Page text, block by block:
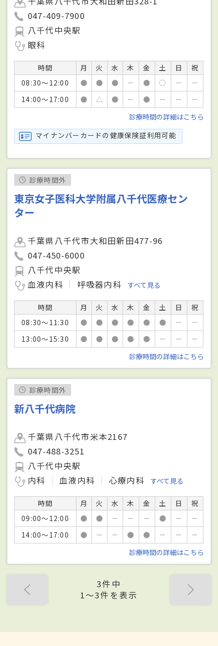
047-409-7900
八千代中央駅
眼科
時間 月 火 水 木 金 土 日
祝
08:30～12:00
● ● ● － ● ○ －
－
14:00～17:00
● △ ● － ● － －
－
診療時間の詳細はこちら
マイナンバーカードの健康保険証利用可能
診療時間外
東京女子医科大学附属八千代医療セン
ター
千葉県八千代市大和田新田477-96
047-450-6000
八千代中央駅
血液内科
呼吸器内科 すべて見る
時間 月 火 水 木 金 土 日
祝
08:30～11:30
● ● ● ● ● ● －
－
13:00～15:30
● ● ● ● ● － －
－
診療時間の詳細はこちら
診療時間外
新八千代病院
千葉県八千代市米本2167
047-488-3251
八千代中央駅
内科
血液内科 心療内科 すべて見る
時間 月 火 水 木 金 土 日
祝
09:00～12:00
● ● － － － ● －
－
14:00～17:00
● － － ● ● － －
－
診療時間の詳細はこちら
3件中
1〜3件を表示